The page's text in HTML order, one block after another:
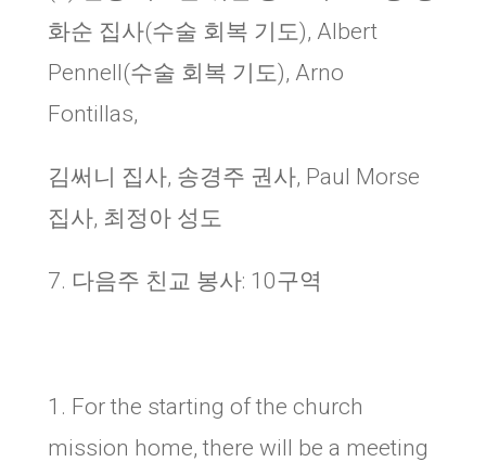
화순 집사(수술 회복 기도), Albert
Pennell(수술 회복 기도), Arno
Fontillas,
김써니 집사, 송경주 권사, Paul Morse
집사, 최정아 성도
7. 다음주 친교 봉사: 10구역
1. For the starting of the church
mission home, there will be a meeting